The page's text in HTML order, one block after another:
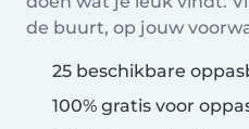
de buurt, op jouw
25 beschikbare
100% gratis voor